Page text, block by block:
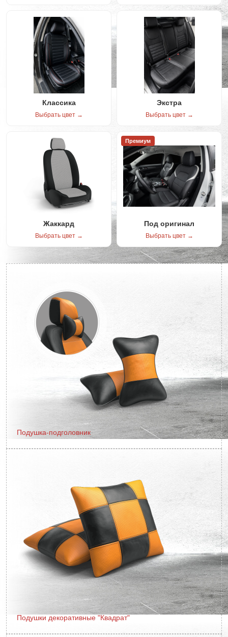
Классика
Выбрать цвет →
Экстра
Выбрать цвет →
Жаккард
Выбрать цвет →
Премиум
Под оригинал
Выбрать цвет →
Подушка-подголовник
Подушки декоративные "Квадрат"